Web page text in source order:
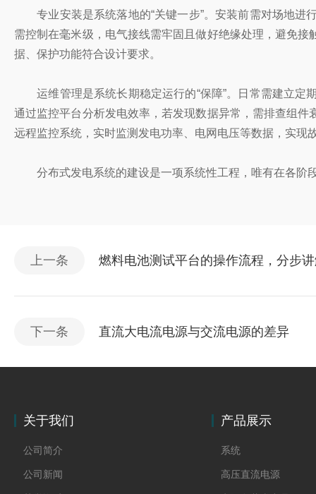
专业安装是系统落地的“关键一步”。安装前需对场地进
需控制在毫米级，电气接线需牢固且做好绝缘处理，避免
据、保护功能符合设计要求。
运维管理是系统长期稳定运行的“保障”。日常需建立定
通过监控平台分析发电效率，若发现数据异常，需排查组
远程监控系统，实时监测发电功率、电网电压等数据，实现
分布式发电系统的建设是一项系统性工程，唯有在各阶
上一条 燃料电池测试平台的操作流程，分步
下一条 直流大电流电源与交流电源的差异
关于我们
公司简介
公司新闻
产品展示
系统
高压直流电源